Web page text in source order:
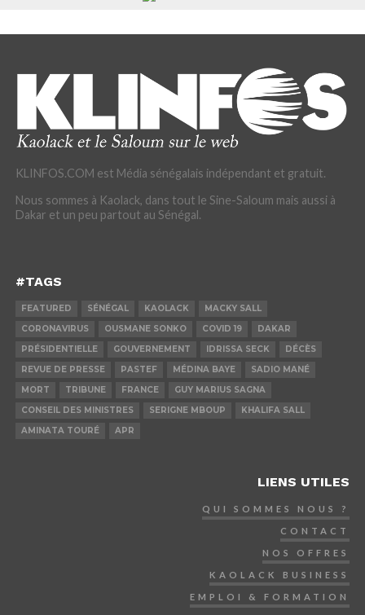
KLINFOS.COM est Média sénégalais indépendant et gratuit.
Nous sommes à Kaolack, dans tout le Sine-Saloum mais aussi à
Dakar et un peu partout au Sénégal.
#TAGS
FEATURED SÉNÉGAL KAOLACK
MACKY SALL
CORONAVIRUS
OUSMANE SONKO COVID 19
DAKAR
PRÉSIDENTIELLE
GOUVERNEMENT IDRISSA SECK
DÉCÈS
REVUE DE PRESSE
PASTEF MÉDINA BAYE
SADIO MANÉ
MORT
TRIBUNE FRANCE
GUY MARIUS SAGNA
CONSEIL DES MINISTRES
SERIGNE MBOUP
KHALIFA SALL
AMINATA TOURÉ
APR
LIENS UTILES
QUI SOMMES NOUS ?
CONTACT
NOS OFFRES
KAOLACK BUSINESS
EMPLOI & FORMATION